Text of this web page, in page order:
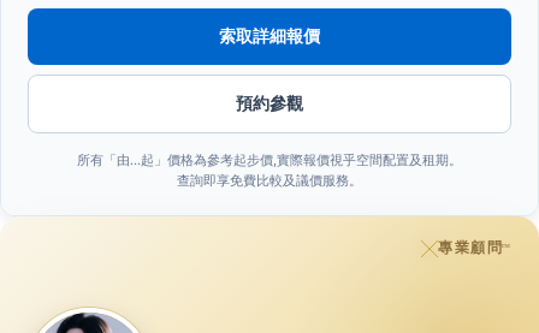
索取詳細報價
預約參觀
所有「由…起」價格為參考起步價,實際報價視乎空間配置及租期。
查詢即享免費比較及議價服務。
專業顧問™